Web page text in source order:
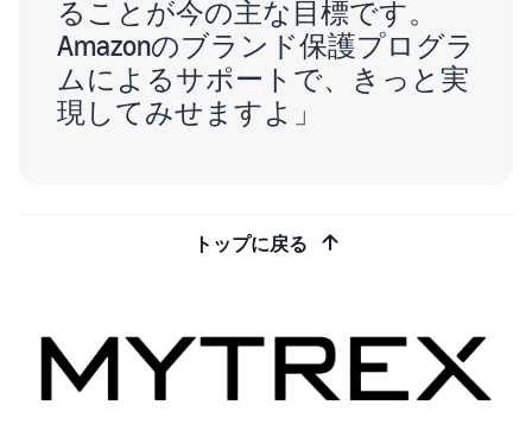
ることが今の主な目標です。
Amazonのブランド保護プログラ
ムによるサポートで、きっと実
現してみせますよ」
トップに戻る